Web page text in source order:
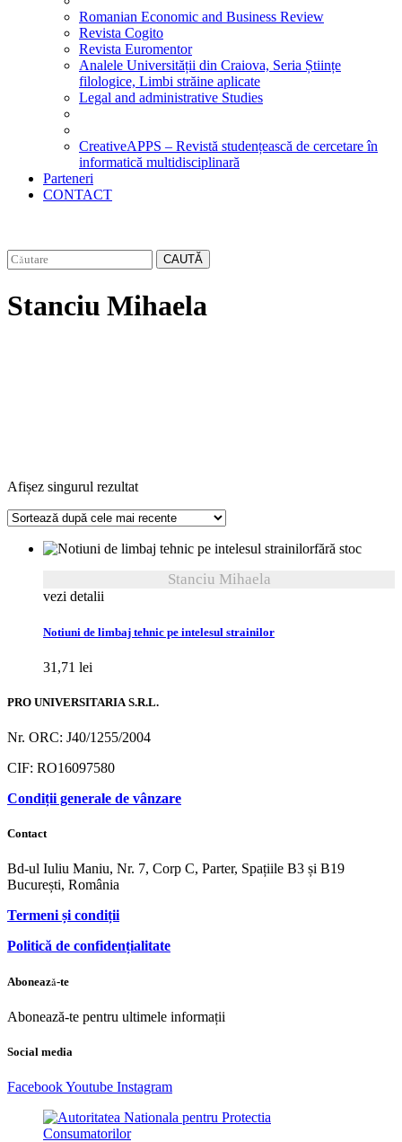
Romanian Economic and Business Review
Revista Cogito
Revista Euromentor
Analele Universității din Craiova, Seria Științe
filologice, Limbi străine aplicate
Legal and administrative Studies
CreativeAPPS – Revistă studențească de cercetare în
informatică multidisciplinară
Parteneri
CONTACT
CAUTĂ
Stanciu Mihaela
Afișez singurul rezultat
fără stoc
Stanciu Mihaela
vezi detalii
Notiuni de limbaj tehnic pe intelesul strainilor
31,71 lei
PRO UNIVERSITARIA S.R.L.
Nr. ORC: J40/1255/2004
CIF: RO16097580
Condiții generale de vânzare
Contact
Bd-ul Iuliu Maniu, Nr. 7, Corp C, Parter, Spațiile B3 și B19
București, România
Termeni și condiții
Politică de confidențialitate
Abonează-te
Abonează-te pentru ultimele informații
Social media
FacebookYoutube Instagram